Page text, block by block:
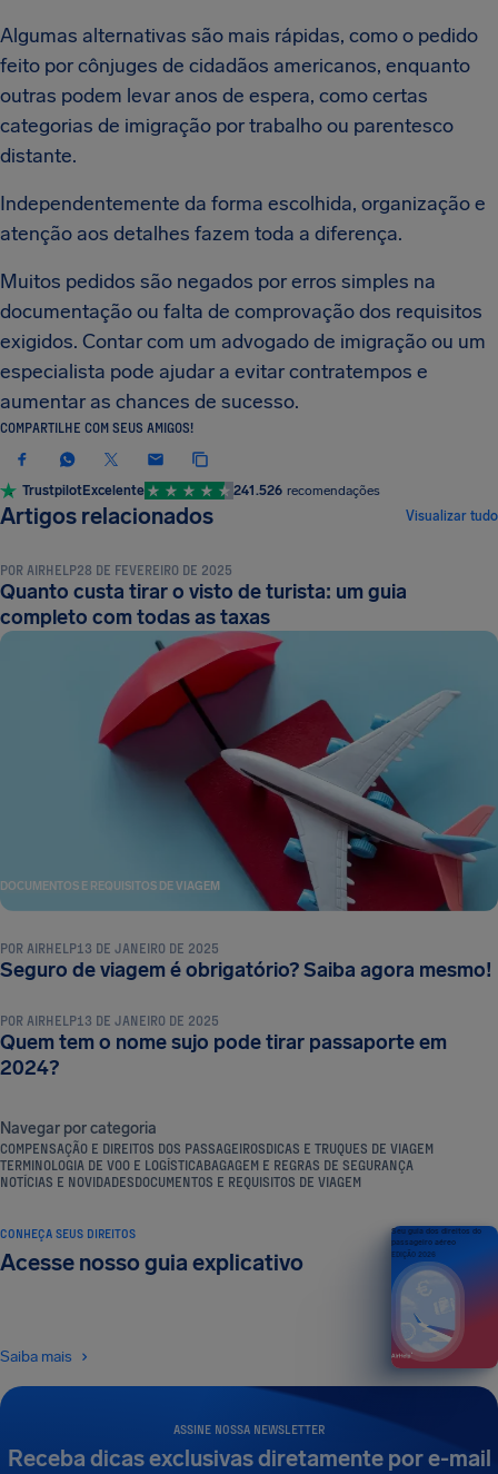
Algumas alternativas são mais rápidas, como o pedido
feito por cônjuges de cidadãos americanos, enquanto
outras podem levar anos de espera, como certas
categorias de imigração por trabalho ou parentesco
distante.
Independentemente da forma escolhida, organização e
atenção aos detalhes fazem toda a diferença.
Muitos pedidos são negados por erros simples na
documentação ou falta de comprovação dos requisitos
exigidos. Contar com um advogado de imigração ou um
especialista pode ajudar a evitar contratempos e
aumentar as chances de sucesso.
COMPARTILHE COM SEUS AMIGOS!
TrustpilotExcelente 241.526 recomendações
Artigos relacionados Visualizar tudo
DOCUMENTOS E REQUISITOS DE VIAGEM
POR AIRHELP28 DE FEVEREIRO DE 2025
Quanto custa tirar o visto de turista: um guia
completo com todas as taxas
DOCUMENTOS E REQUISITOS DE VIAGEM
POR AIRHELP13 DE JANEIRO DE 2025
Seguro de viagem é obrigatório? Saiba agora mesmo!
DOCUMENTOS E REQUISITOS DE VIAGEM
POR AIRHELP13 DE JANEIRO DE 2025
Quem tem o nome sujo pode tirar passaporte em
2024?
Navegar por categoria
COMPENSAÇÃO E DIREITOS DOS PASSAGEIROSDICAS E TRUQUES DE VIAGEM
TERMINOLOGIA DE VOO E LOGÍSTICABAGAGEM E REGRAS DE SEGURANÇA
NOTÍCIAS E NOVIDADESDOCUMENTOS E REQUISITOS DE VIAGEM
ASSINE NOSSA NEWSLETTER
Receba dicas exclusivas diretamente por e-mail
CONHEÇA SEUS DIREITOS
Acesse nosso guia explicativo
Saiba mais
Seu guia dos direitos do
passageiro aéreo
EDIÇÃO 2026